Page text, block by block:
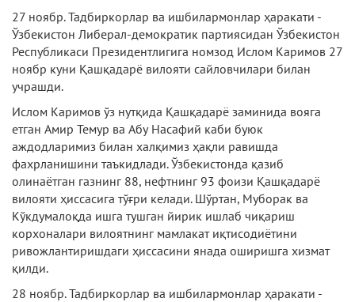
27 ноябр. Тадбиркорлар ва ишбилармонлар ҳаракати -
Ўзбекистон Либерал-демократик партиясидан Ўзбекистон
Республикаси Президентлигига номзод Ислом Каримов 27
ноябр куни Қашқадарё вилояти сайловчилари билан
учрашди.
Ислом Каримов ўз нутқида Қашқадарё заминида вояга
етган Амир Темур ва Абу Насафий каби буюк
аждодларимиз билан халқимиз ҳақли равишда
фахрланишини таъкидлади. Ўзбекистонда қазиб
олинаётган газнинг 88, нефтнинг 93 фоизи Қашқадарё
вилояти ҳиссасига тўғри келади. Шўртан, Муборак ва
Кўкдумалоқда ишга тушган йирик ишлаб чиқариш
корхоналари вилоятнинг мамлакат иқтисодиётини
ривожлантиришдаги ҳиссасини янада оширишга хизмат
қилди.
28 ноябр. Тадбиркорлар ва ишбилармонлар ҳаракати -